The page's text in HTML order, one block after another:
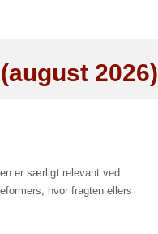
2026)
er særligt relevant ved
hvor fragten ellers